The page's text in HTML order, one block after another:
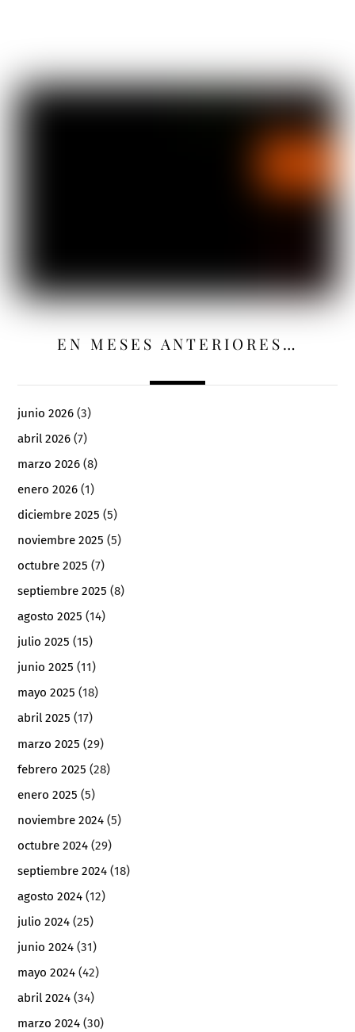
EN MESES ANTERIORES…
junio 2026 (3)
abril 2026 (7)
marzo 2026 (8)
enero 2026 (1)
diciembre 2025 (5)
noviembre 2025 (5)
octubre 2025 (7)
septiembre 2025 (8)
agosto 2025 (14)
julio 2025 (15)
junio 2025 (11)
mayo 2025 (18)
abril 2025 (17)
marzo 2025 (29)
febrero 2025 (28)
enero 2025 (5)
noviembre 2024 (5)
octubre 2024 (29)
septiembre 2024 (18)
agosto 2024 (12)
julio 2024 (25)
junio 2024 (31)
mayo 2024 (42)
abril 2024 (34)
marzo 2024 (30)